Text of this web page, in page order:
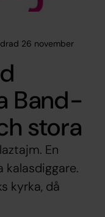
26 november
Band-
stora
En
kyrka, då